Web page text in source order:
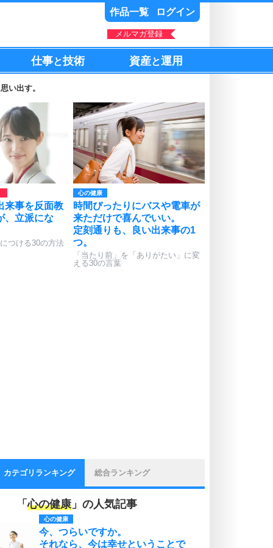
作品一覧 ログイン
メルマガ登録
仕事と技術 資産と運用
い出す。
来事を反面教
、立派にな
つける30の方法
心の健康
時間ぴったりにバスや電車が
来ただけで喜んでいい。
定刻通りも、良い出来事の1
つ。
「当たり前」を「ありがたい」に変
える30の言葉
カテゴリランキング 総合ランキング
「心の健康」の人気記事
心の健康
今、つらいですか。
それなら、今は幸せということで